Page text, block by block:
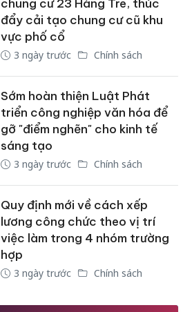
chung cư 23 Hàng Tre, thúc
đẩy cải tạo chung cư cũ khu
vực phố cổ
3 ngày trước Chính sách
Sớm hoàn thiện Luật Phát
triển công nghiệp văn hóa để
gỡ "điểm nghẽn" cho kinh tế
sáng tạo
3 ngày trước Chính sách
Quy định mới về cách xếp
lương công chức theo vị trí
việc làm trong 4 nhóm trường
hợp
3 ngày trước Chính sách